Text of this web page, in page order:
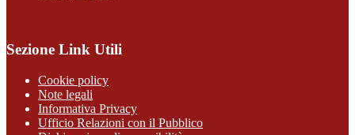
Sezione Link Utili
Cookie policy
Note legali
Informativa Privacy
Ufficio Relazioni con il Pubblico